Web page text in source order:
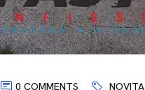
0 COMMENTS NOVITA